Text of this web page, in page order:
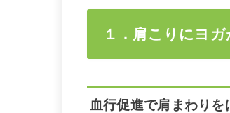
１．肩こりにヨ
血行促進で肩まわりを